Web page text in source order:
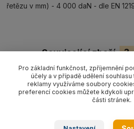
řetězu v mm) - 4 000 daN - dle EN
Související zboží 3
Pro základní funkčnost, zpříjemnění
účely a v případě udělení
reklamy využíváme soubory
preferencí cookies můžete kdykoli
části stránek.